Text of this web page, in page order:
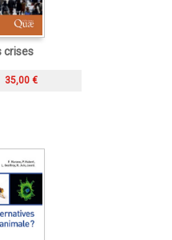
crises
35,00 €